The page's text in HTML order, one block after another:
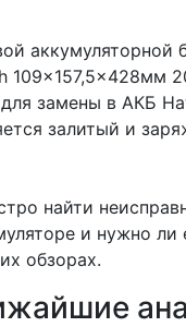
аккумуляторной
109×157,5×428мм
для замены в АКБ
залитый и
найти
и нужно ли
обзорах.